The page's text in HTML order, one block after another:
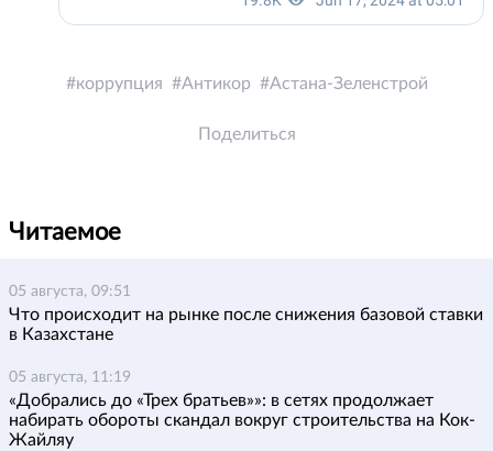
коррупция Антикор Астана-Зеленстрой
Поделиться
Читаемое
05 августа, 09:51
Что происходит на рынке после снижения базовой ставки
в Казахстане
05 августа, 11:19
«Добрались до «Трех братьев»»: в сетях продолжает
набирать обороты скандал вокруг строительства на Кок-
Жайляу